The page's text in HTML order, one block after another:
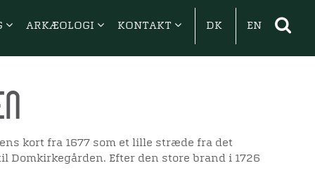
ARKÆOLOGI KONTAKT DK EN
kort fra 1677 som et lille stræde fra det
Domkirkegården. Efter den store brand i 1726